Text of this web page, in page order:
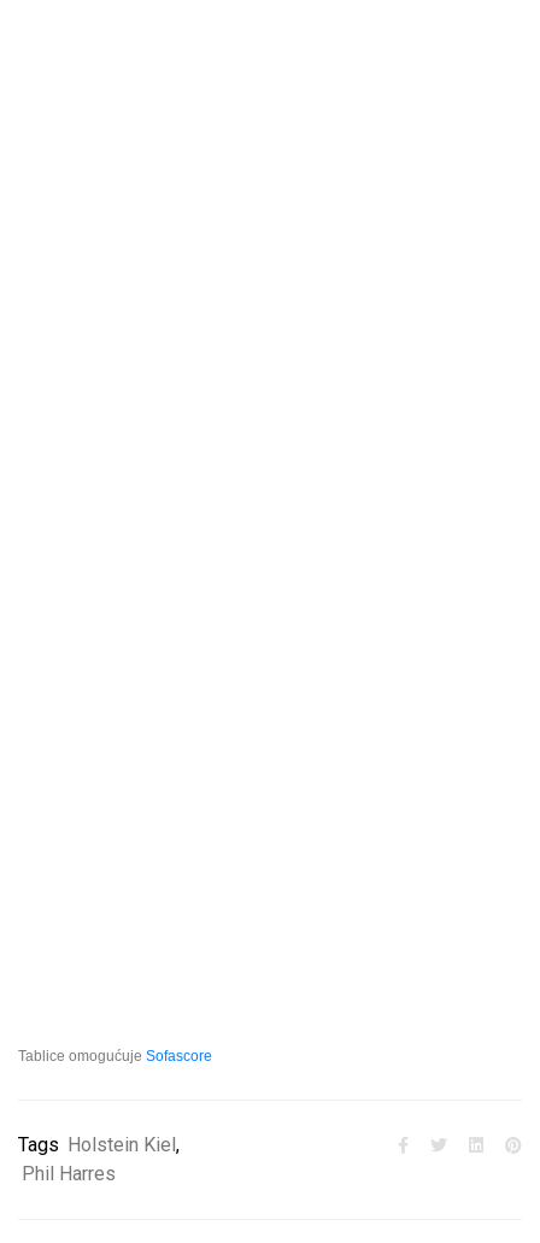
Tablice omogućuje Sofascore
Tags Holstein Kiel,
Phil Harres